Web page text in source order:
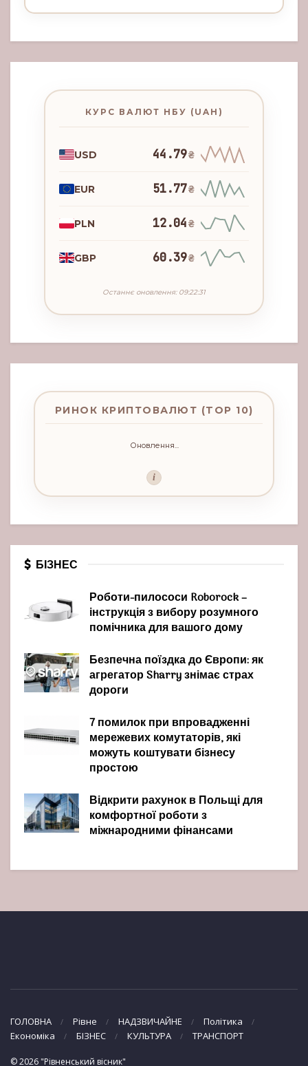
КУРС ВАЛЮТ НБУ (UAH)
USD 44.79₴
EUR 51.77₴
PLN 12.04₴
GBP 60.39₴
Останнє оновлення: 09:22:31
РИНОК КРИПТОВАЛЮТ (TOP 10)
Оновлення...
i
БІЗНЕС
Роботи-пилососи Roborock –
інструкція з вибору розумного
помічника для вашого дому
Безпечна поїздка до Європи: як
агрегатор Sharry знімає страх
дороги
7 помилок при впровадженні
мережевих комутаторів, які
можуть коштувати бізнесу
простою
Відкрити рахунок в Польщі для
комфортної роботи з
міжнародними фінансами
ГОЛОВНА Рівне НАДЗВИЧАЙНЕ
Політика
Економіка
БІЗНЕС КУЛЬТУРА ТРАНСПОРТ
© 2026 "Рівненський вісник"